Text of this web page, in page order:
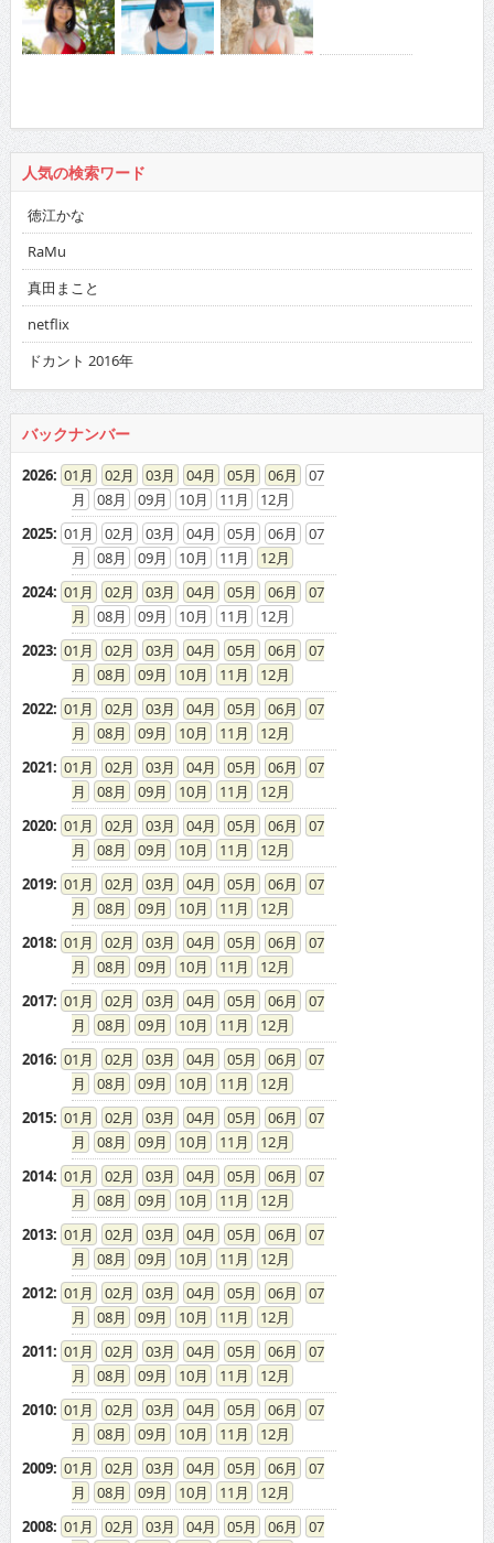
人気の検索ワード
徳江かな
RaMu
真田まこと
netflix
ドカント 2016年
バックナンバー
2026: 01 02 03 04 05 06
07
08
09 10 11
12
2025: 01 02 03 04 05 06
07
08
09 10 11
12
2024: 01 02 03 04 05 06
07
08
09 10 11
12
2023: 01 02 03 04 05 06
07
08
09 10 11
12
2022: 01 02 03 04 05 06
07
08
09 10 11
12
2021: 01 02 03 04 05 06
07
08
09 10 11
12
2020: 01 02 03 04 05 06
07
08
09 10 11
12
2019: 01 02 03 04 05 06
07
08
09 10 11
12
2018: 01 02 03 04 05 06
07
08
09 10 11
12
2017: 01 02 03 04 05 06
07
08
09 10 11
12
2016: 01 02 03 04 05 06
07
08
09 10 11
12
2015: 01 02 03 04 05 06
07
08
09 10 11
12
2014: 01 02 03 04 05 06
07
08
09 10 11
12
2013: 01 02 03 04 05 06
07
08
09 10 11
12
2012: 01 02 03 04 05 06
07
08
09 10 11
12
2011: 01 02 03 04 05 06
07
08
09 10 11
12
2010: 01 02 03 04 05 06
07
08
09 10 11
12
2009: 01 02 03 04 05 06
07
08
09 10 11
12
2008: 01 02 03 04 05 06
07